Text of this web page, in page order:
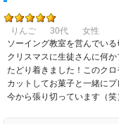
りんご 30代
女性
ソーイング教室を営んでいる
クリスマスに生徒さんに何
たどり着きました！このク
カットしてお菓子と一緒にプ
今から張り切っています（笑